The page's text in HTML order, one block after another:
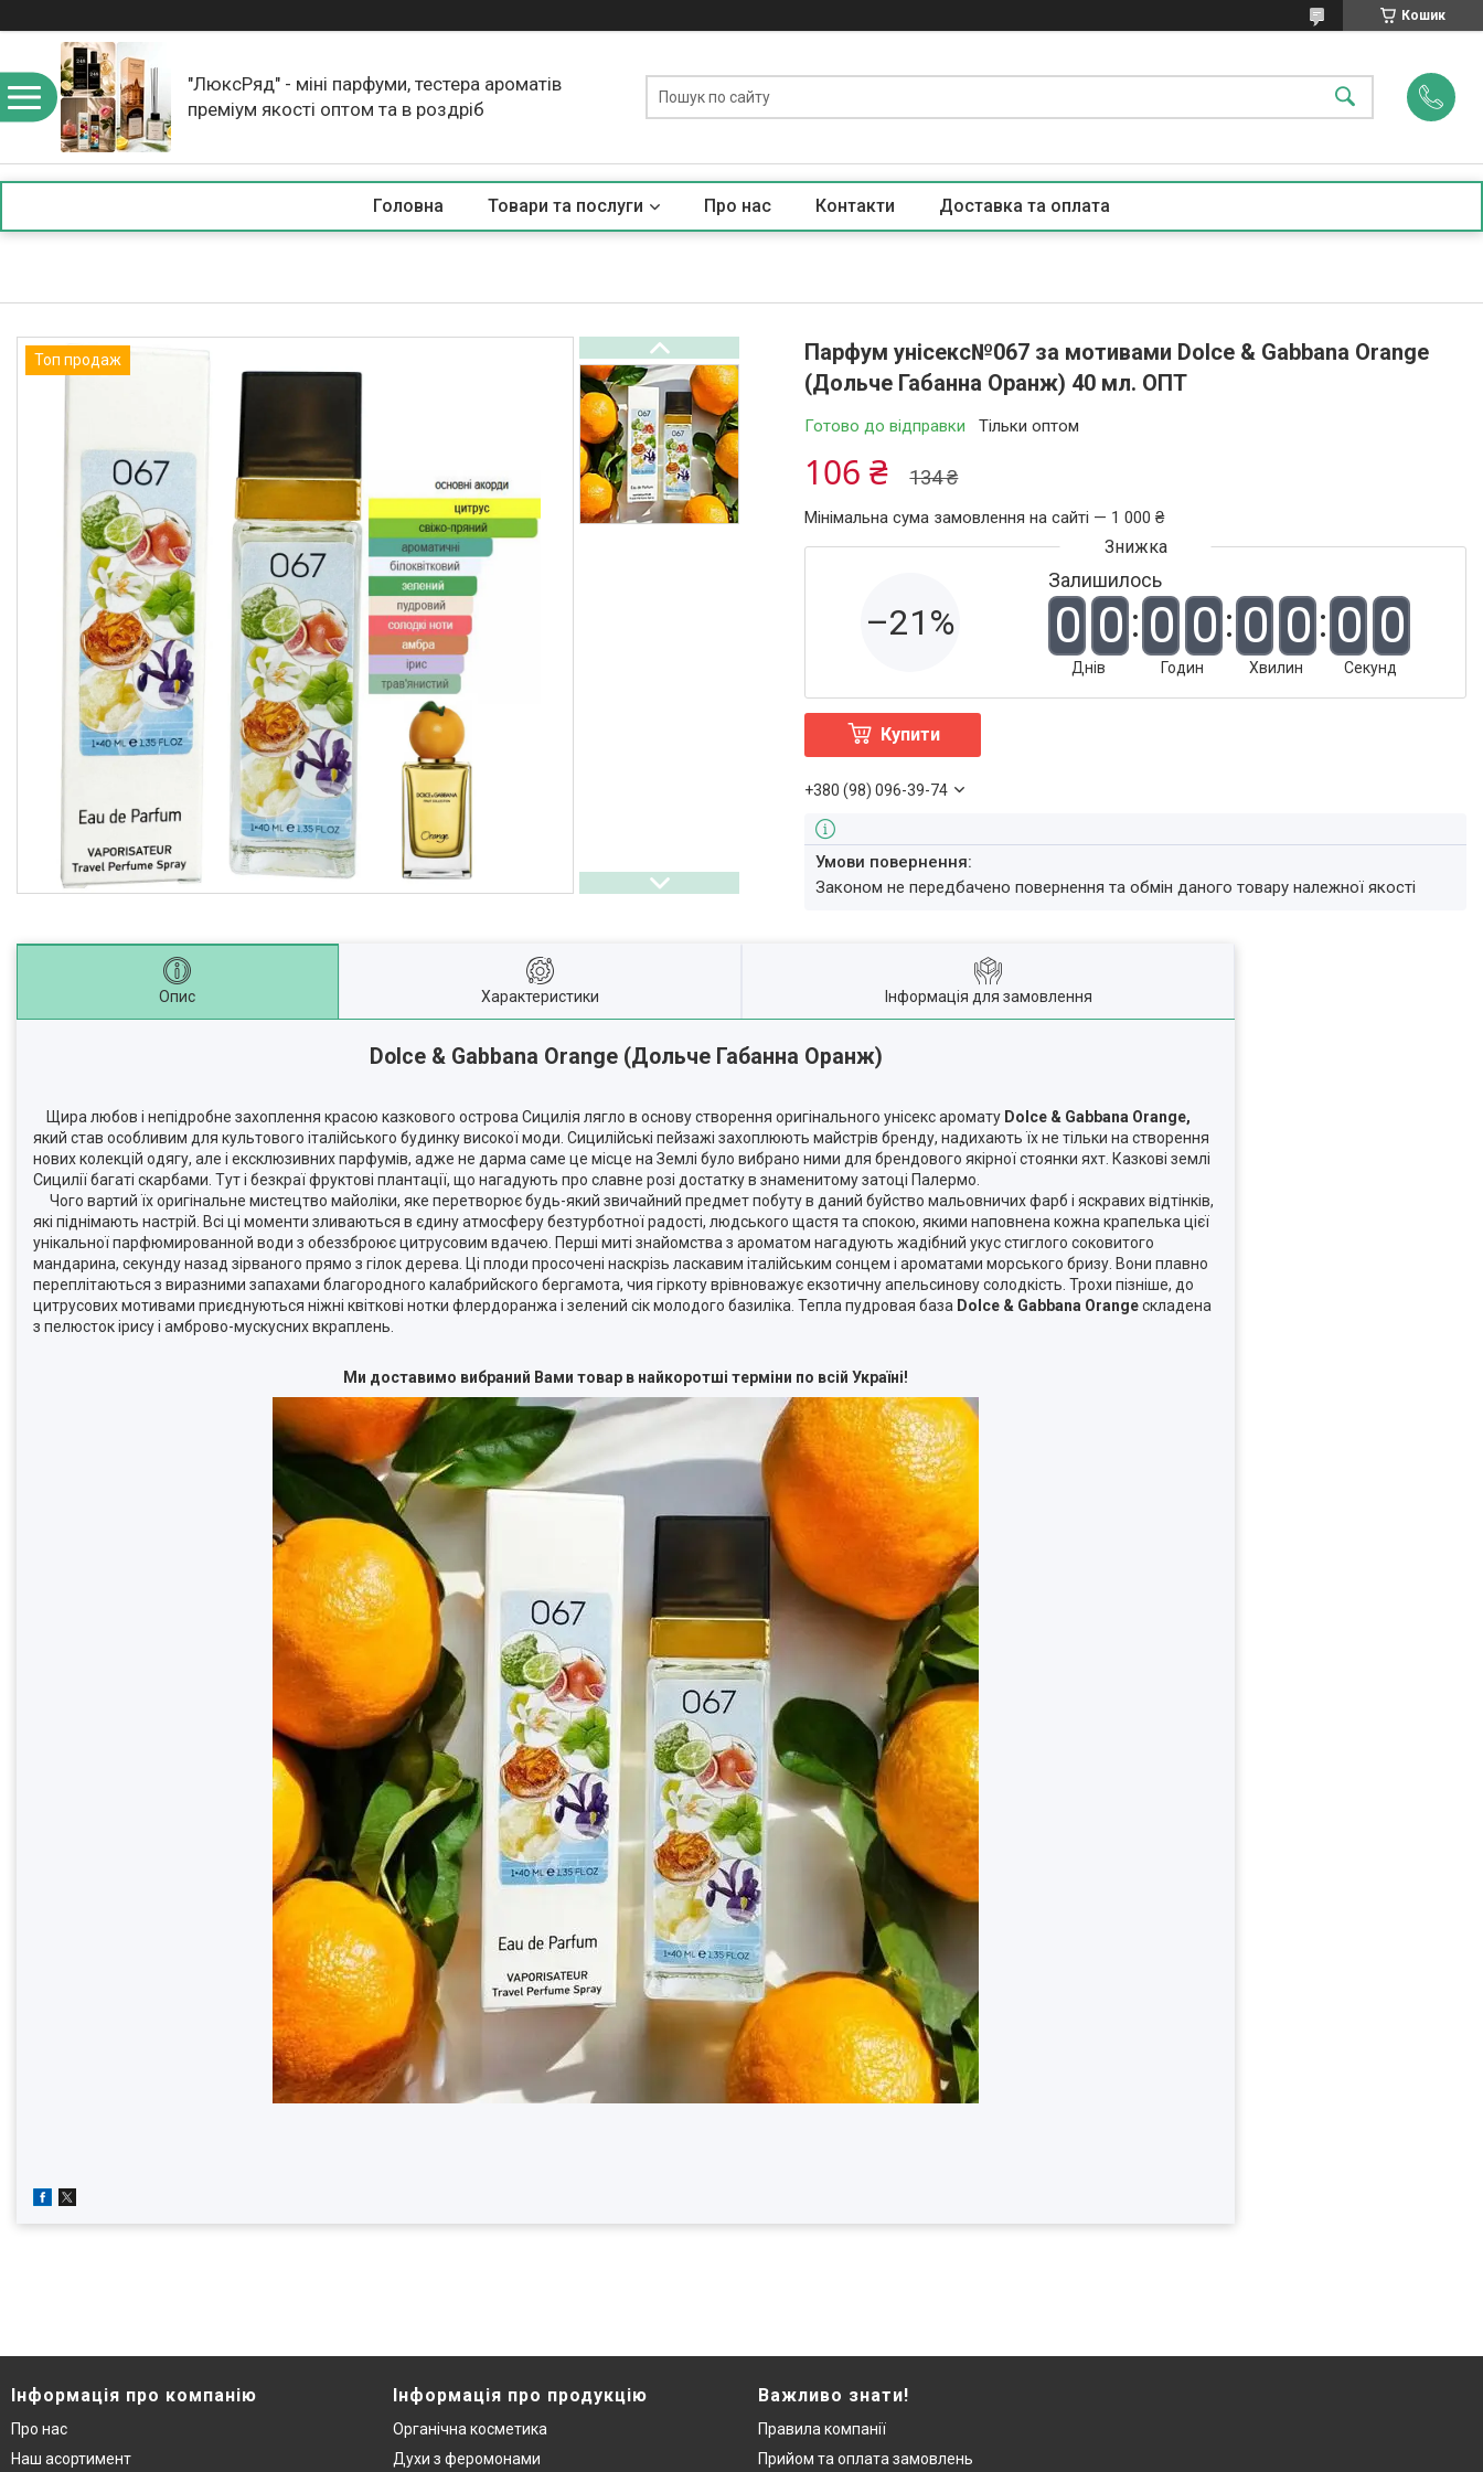
Кошик
"ЛюксРяд" - міні парфуми, тестера ароматів
преміум якості оптом та в роздріб
Головна Товари та послуги Про нас Контакти Доставка та оплата
Топ продаж
Парфум унісекс№067 за мотивами Dolce & Gabbana Orange
(Дольче Габанна Оранж) 40 мл. ОПТ
Готово до відправки Тільки оптом
134 ₴
106 ₴
Мінімальна сума замовлення на сайті — 1 000 ₴
–21%
Залишилось
0 0
Днів
0 0
Годин
0 0
Хвилин
0 0
Секунд
Купити
+380 (98) 096-39-74
Законом не передбачено повернення та обмін даного товару належної якості
Опис Характеристики Інформація для замовлення
Dolce & Gabbana Orange (Дольче Габанна Оранж)
Щира любов і непідробне захоплення красою казкового острова Сицилія лягло в основу створення оригінального унісекс аромату Dolce & Gabbana Orange,
який став особливим для культового італійського будинку високої моди. Сицилійські пейзажі захоплюють майстрів бренду, надихають їх не тільки на створення
нових колекцій одягу, але і ексклюзивних парфумів, адже не дарма саме це місце на Землі було вибрано ними для брендового якірної стоянки яхт. Казкові землі
Сицилії багаті скарбами. Тут і безкраї фруктові плантації, що нагадують про славне розі достатку в знаменитому затоці Палермо.
Чого вартий їх оригінальне мистецтво майоліки, яке перетворює будь-який звичайний предмет побуту в даний буйство мальовничих фарб і яскравих відтінків,
які піднімають настрій. Всі ці моменти зливаються в єдину атмосферу безтурботної радості, людського щастя та спокою, якими наповнена кожна крапелька цієї
унікальної парфюмированной води з обеззброює цитрусовим вдачею. Перші миті знайомства з ароматом нагадують жадібний укус стиглого соковитого
мандарина, секунду назад зірваного прямо з гілок дерева. Ці плоди просочені наскрізь ласкавим італійським сонцем і ароматами морського бризу. Вони плавно
переплітаються з виразними запахами благородного калабрийского бергамота, чия гіркоту врівноважує екзотичну апельсинову солодкість. Трохи пізніше, до
цитрусових мотивами приєднуються ніжні квіткові нотки флердоранжа і зелений сік молодого базиліка. Тепла пудровая база Dolce & Gabbana Orangeскладена
з пелюсток ірису і амброво-мускусних вкраплень.
Ми доставимо вибраний Вами товар в найкоротші терміни по всій Україні!
Інформація про компанію
Про нас
Наш асортимент
Інформація про продукцію
Органічна косметика
Духи з феромонами
Важливо знати!
Правила компанії
Прийом та оплата замовлень